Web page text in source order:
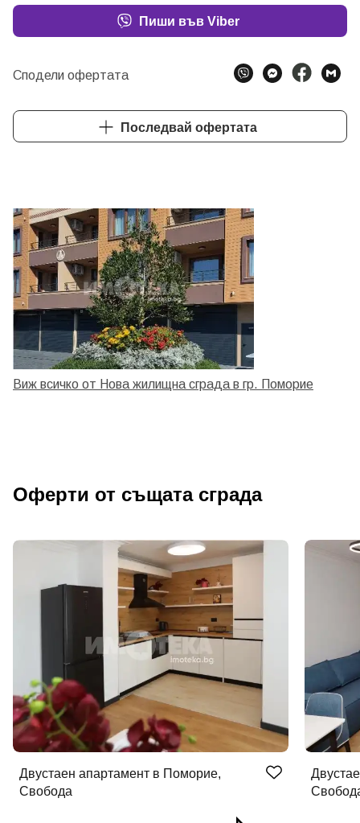
Добре дошъл!
Пиши във Viber
Сподели офертата
Последвай офертата
Виж всичко от Нова жилищна сграда в гр. Поморие
Оферти от същата сграда
Двустаен апартамент в Поморие,
Свобода